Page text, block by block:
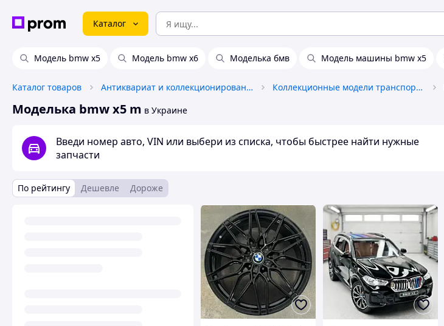
Каталог
Модель bmw x5 Модель bmw x6 Моделька бмв Модель машины bmw x5
Каталог товаров Антиквариат и коллекционирование Коллекционные модели транспорта
Моделька bmw x5 m в Украине
Введи номер авто, VIN или выбери из списка, чтобы быстрее найти нужные
запчасти
По рейтингу Дешевле Дороже